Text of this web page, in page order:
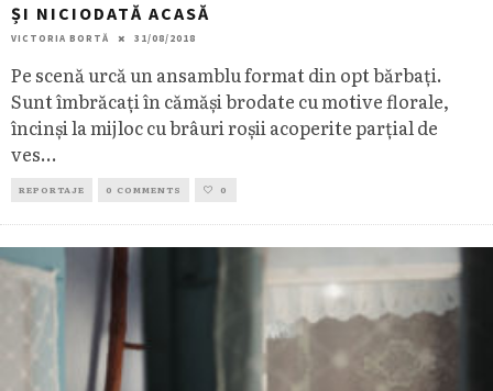
ȘI NICIODATĂ ACASĂ
VICTORIA BORTĂ 31/08/2018
Pe scenă urcă un ansamblu format din opt bărbați.
Sunt îmbrăcați în cămăși brodate cu motive florale,
încinși la mijloc cu brâuri roșii acoperite parțial de
ves...
REPORTAJE 0 COMMENTS 0